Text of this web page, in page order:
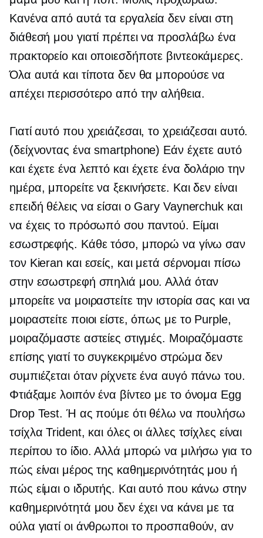
Κανένα από αυτά τα εργαλεία δεν είναι στη
διάθεσή μου γιατί πρέπει να προσλάβω ένα
πρακτορείο και οποιεσδήποτε βιντεοκάμερες.
Όλα αυτά και τίποτα δεν θα μπορούσε να
απέχει περισσότερο από την αλήθεια.
Γιατί αυτό που χρειάζεσαι, το χρειάζεσαι αυτό.
(δείχνοντας ένα smartphone) Εάν έχετε αυτό
και έχετε ένα λεπτό και έχετε ένα δολάριο την
ημέρα, μπορείτε να ξεκινήσετε. Και δεν είναι
επειδή θέλεις να είσαι ο Gary Vaynerchuk και
να έχεις το πρόσωπό σου παντού. Είμαι
εσωστρεφής. Κάθε τόσο, μπορώ να γίνω σαν
τον Kieran και εσείς, και μετά σέρνομαι πίσω
στην εσωστρεφή σπηλιά μου. Αλλά όταν
μπορείτε να μοιραστείτε την ιστορία σας και να
μοιραστείτε ποιοι είστε, όπως με το Purple,
μοιραζόμαστε αστείες στιγμές. Μοιραζόμαστε
επίσης γιατί το συγκεκριμένο στρώμα δεν
συμπιέζεται όταν ρίχνετε ένα αυγό πάνω του.
Φτιάξαμε λοιπόν ένα βίντεο με το όνομα Egg
Drop Test. Ή ας πούμε ότι θέλω να πουλήσω
τσίχλα Trident, και όλες οι άλλες τσίχλες είναι
περίπου το ίδιο. Αλλά μπορώ να μιλήσω για το
πώς είναι μέρος της καθημερινότητάς μου ή
πώς είμαι ο ιδρυτής. Και αυτό που κάνω στην
καθημερινότητά μου δεν έχει να κάνει με τα
ούλα γιατί οι άνθρωποι το προσπαθούν, αν